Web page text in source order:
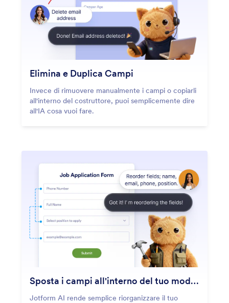
Elimina e Duplica Campi
Invece di rimuovere manualmente i campi o copiarli
all'interno del costruttore, puoi semplicemente dire
all'IA cosa vuoi fare.
Sposta i campi all'interno del tuo modulo
Jotform AI rende semplice riorganizzare il tuo